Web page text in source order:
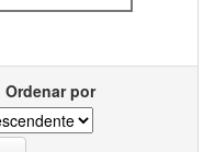
Ordenar por